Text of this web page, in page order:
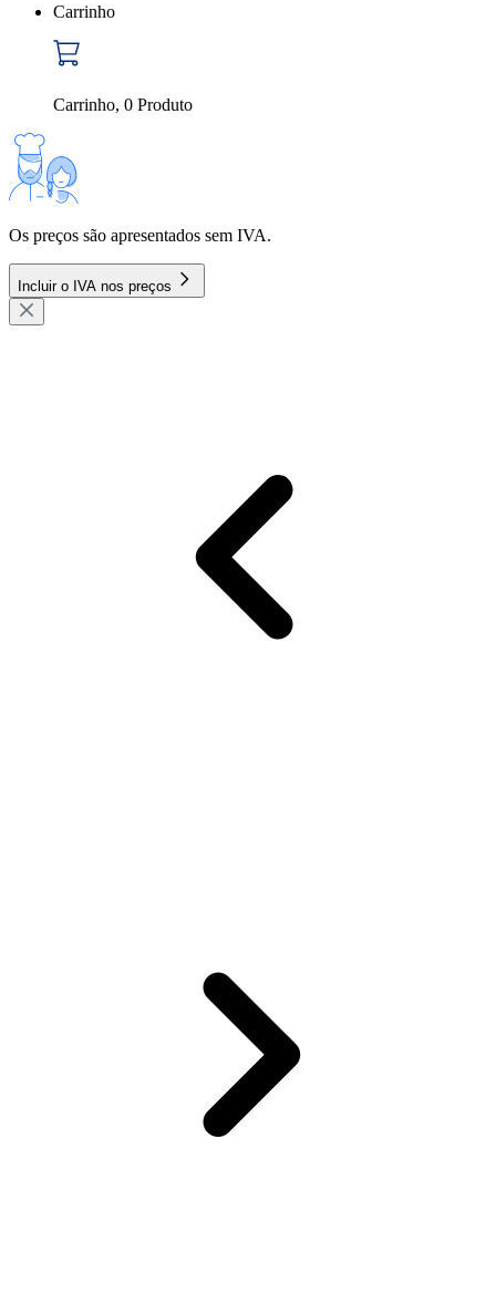
Carrinho
Carrinho, 0 Produto
Os preços são apresentados sem IVA.
Incluir o IVA nos preços